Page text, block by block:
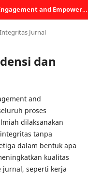
Dedikasi: Journal of Community Engagement and Empowerment
Jurnal
dan
and
proses
dilaksanakan
tanpa
dalam bentuk apa
kualitas
jurnal, seperti kerja